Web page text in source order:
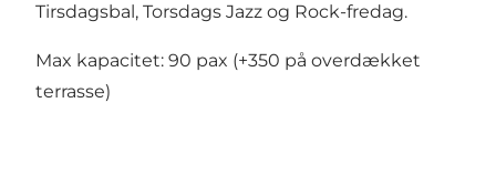
Tirsdagsbal, Torsdags Jazz og Rock-fredag.
Max kapacitet: 90 pax (+350 på overdækket
terrasse)